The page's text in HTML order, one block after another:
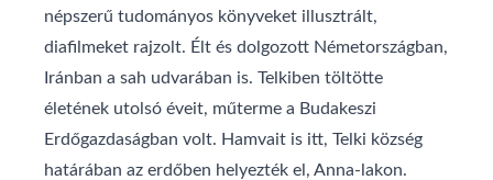
népszerű tudományos könyveket illusztrált,
diafilmeket rajzolt. Élt és dolgozott Németországban,
Iránban a sah udvarában is. Telkiben töltötte
életének utolsó éveit, műterme a Budakeszi
Erdőgazdaságban volt. Hamvait is itt, Telki község
határában az erdőben helyezték el, Anna-lakon.